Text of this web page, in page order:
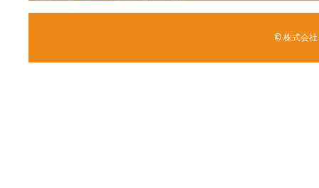
© 株式会